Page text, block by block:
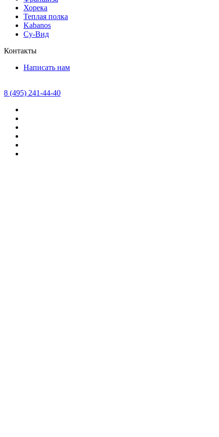
Хорека
Теплая полка
Kabanos
Су-Вид
Контакты
Написать нам
8 (495) 241-44-40